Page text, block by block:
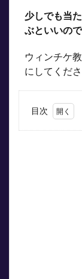
少しでも当
ぶといいので
ウィンチケ
にしてくださ
目次